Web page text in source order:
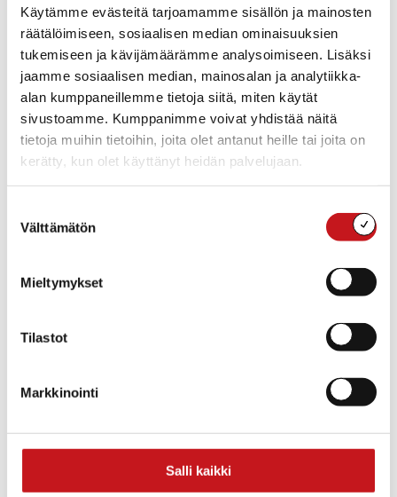
Käytämme evästeitä tarjoamamme sisällön ja mainosten
räätälöimiseen, sosiaalisen median ominaisuuksien
tukemiseen ja kävijämäärämme analysoimiseen. Lisäksi
jaamme sosiaalisen median, mainosalan ja analytiikka-
alan kumppaneillemme tietoja siitä, miten käytät
sivustoamme. Kumppanimme voivat yhdistää näitä
tietoja muihin tietoihin, joita olet antanut heille tai joita on
kerätty, kun olet käyttänyt heidän palvelujaan.
valinta
Välttämätön
Mieltymykset
Tilastot
Markkinointi
Salli kaikki
Lisää kalenteriin
TIEDOT
Alkaa:
pe 1.11.2024 08:00
Loppuu:
Tapahtumaluokka:
näyttely
JÄRJESTÄJÄ
Rautalammin kulttuuritoimi
Siirry Järjestäjän
verkkosivuille